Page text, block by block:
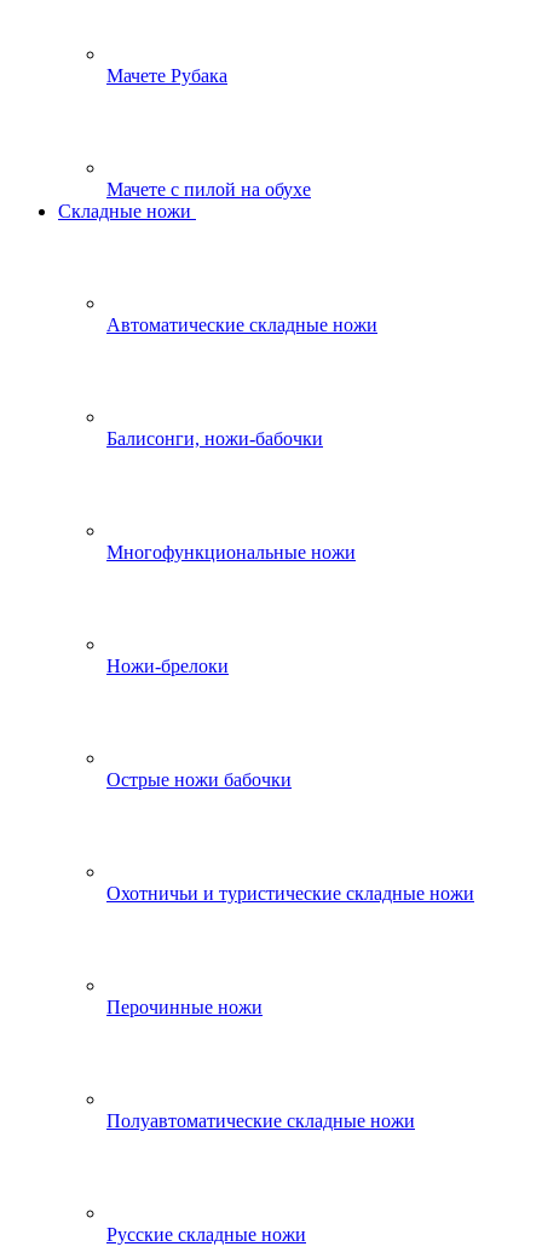
Мачете Рубака
Мачете с пилой на обухе
Складные ножи
Автоматические складные ножи
Балисонги, ножи-бабочки
Многофункциональные ножи
Ножи-брелоки
Острые ножи бабочки
Охотничьи и туристические складные ножи
Перочинные ножи
Полуавтоматические складные ножи
Русские складные ножи